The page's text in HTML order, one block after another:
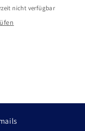
nicht verfügbar